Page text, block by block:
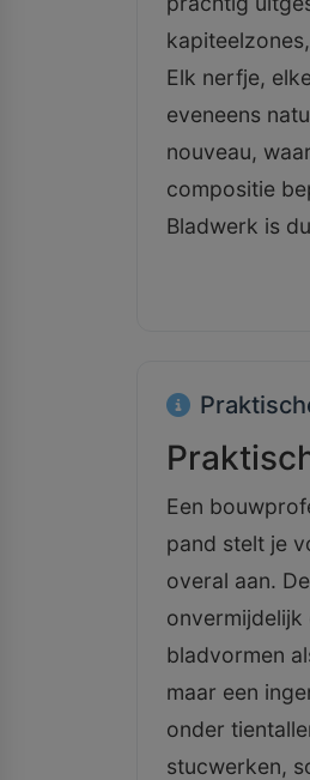
Elk nerfje,
eveneens
nouveau,
compositie
Bladwerk is
Een
pand stelt je
overal aan.
bladvormen
maar een
onder
stucwerken,